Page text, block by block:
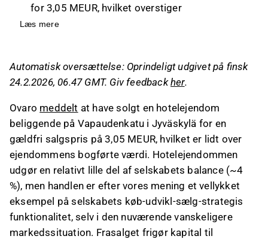
for 3,05 MEUR, hvilket overstiger
ejendommens bogførte værdi og
Salget frigør kapital til Ovaros fremtidige
projekter, herunder det vigtige Kukkula-projekt
Den opnåede købspris er højere end tidligere
estimeret dagsværdi, hvilket understreger en
vellykket kapitalomsætning og
balanceforbedring.
Ovaro styrkede sin balance ved årets slutning
med et ekstraordinært udbytte på 0,36 euro og
vil offentliggøre sin Q4-regnskabsmeddelelse
den 26. februar.
Læs mere
Automatisk oversættelse: Oprindeligt udgivet på finsk
24.2.2026, 06.47 GMT. Giv feedbackher.
Ovaro meddelt at have solgt en hotelejendom
beliggende på Vapaudenkatu i Jyväskylä for en
gældfri salgspris på 3,05 MEUR, hvilket er lidt over
ejendommens bogførte værdi. Hotelejendommen
udgør en relativt lille del af selskabets balance (~4
%), men handlen er efter vores mening et vellykket
eksempel på selskabets køb-udvikl-sælg-strategis
funktionalitet, selv i den nuværende vanskeligere
markedssituation. Frasalget frigør kapital til